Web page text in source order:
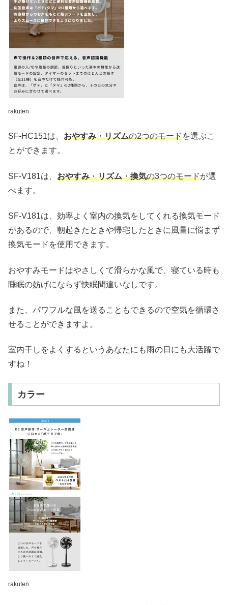
rakuten
SF-HC151は、 おやすみ・リズムの2つのモードを選ぶこ
とができます。
SF-V181は、 おやすみ・リズム・換気の3つのモードが選
べます。
SF-V181は、効率よく室内の換気をしてくれる換気モード
があるので、朝起きたときや帰宅したときに風量に悩まず
換気モードを使用できます。
おやすみモードはやさしくて滑らかな風で、寝ている時も
睡眠の妨げにならず快眠間違いなしです。
また、パワフルな風を送ることもできるので空気を循環さ
せることができますよ。
室内干しをよくするというあなたにも雨の日にも大活躍で
すね！
カラー
rakuten